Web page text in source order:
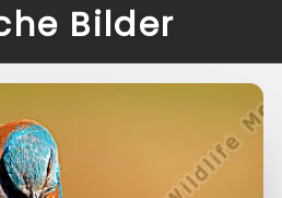
Bilder